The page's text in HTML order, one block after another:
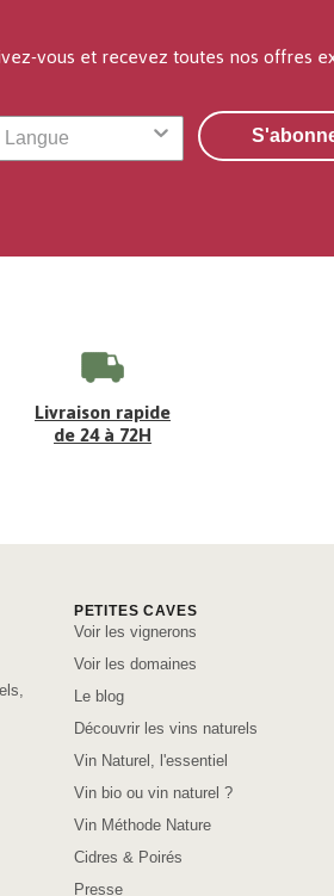
vous et recevez toutes nos offres
Livraison rapide
de 24 à 72H
PETITES CAVES
Voir les vignerons
Voir les domaines
Le blog
Découvrir les vins naturels
Vin Naturel, l'essentiel
Vin bio ou vin naturel ?
Vin Méthode Nature
Cidres & Poirés
Presse